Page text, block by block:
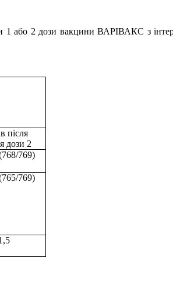
або 2 дози вакцини ВАРІВАКС з
після
дози 2
769)
769)